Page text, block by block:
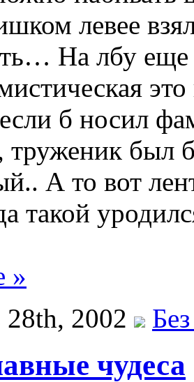
левее
На лбу
б носил
труженик был
А то вот
такой
»
28th, 2002
чудеса